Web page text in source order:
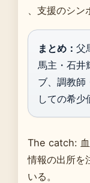
、支援のシン
まとめ： 父
馬主・石井
ブ、調教師
しての希少
The catch: 血
情報の出所を
いる。